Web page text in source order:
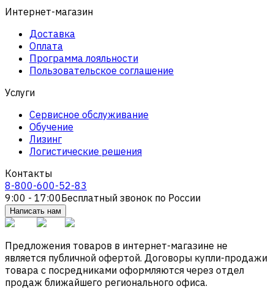
Интернет-магазин
Доставка
Оплата
Программа лояльности
Пользовательское соглашение
Услуги
Сервисное обслуживание
Обучение
Лизинг
Логистические решения
Контакты
8-800-600-52-83
9:00 - 17:00Бесплатный звонок по России
Написать нам
Предложения товаров в интернет-магазине не
является публичной офертой. Договоры купли-продажи
товара с посредниками оформляются через отдел
продаж ближайшего регионального офиса.